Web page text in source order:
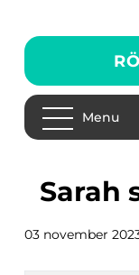
Menu
03 november